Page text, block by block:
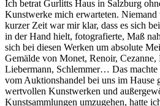
Ich betrat Gurlitts Haus in Salzburg
Kunstwerke mich erwarteten. Niemand
kurzer Zeit war mir klar, dass es sich
in der Hand hielt, fotografierte, Maß
sich bei diesen Werken um absolute
Gemälde von Monet, Renoir, Cezanne,
Liebermann, Schlemmer… Das
vom Auktionshandel bei uns im Hause
wertvollen Kunstwerken und
Kunstsammlungen umzugehen, hatte